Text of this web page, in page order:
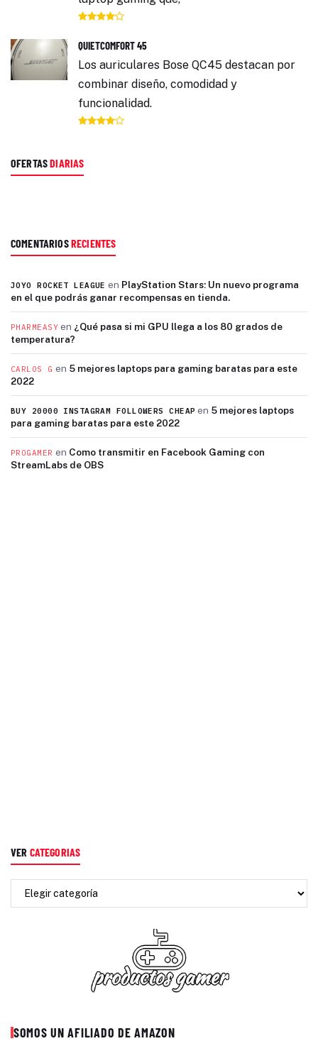
QUIETCOMFORT 45
Los auriculares Bose QC45 destacan por
combinar diseño, comodidad y
funcionalidad.
OFERTASDIARIAS
COMENTARIOSRECIENTES
JOYO ROCKET LEAGUE en PlayStation Stars: Un nuevo programa
en el que podrás ganar recompensas en tienda.
PHARMEASYen ¿Qué pasa si mi GPU llega a los 80 grados de
temperatura?
CARLOS G en 5 mejores laptops para gaming baratas para este
2022
BUY 20000 INSTAGRAM FOLLOWERS CHEAP en 5 mejores laptops
para gaming baratas para este 2022
PROGAMER en Como transmitir en Facebook Gaming con
StreamLabs de OBS
VER CATEGORIAS
SOMOS UN AFILIADO DE AMAZON